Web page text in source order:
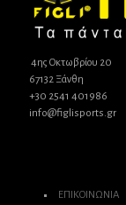
4ης Οκτωβρίου 20
67132 Ξάνθη
+30 2541 401986
info@figlisports.gr
ΕΠΙΚΟΙΝΩΝΙΑ